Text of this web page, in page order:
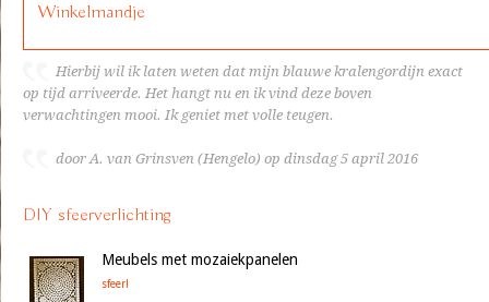
Winkelmandje
Hierbij wil ik laten weten dat mijn blauwe kralengordijn exact
op tijd arriveerde. Het hangt nu en ik vind deze boven
verwachtingen mooi. Ik geniet met volle teugen.
door A. van Grinsven (Hengelo) op dinsdag 5 april 2016
DIY sfeerverlichting
Meubels met mozaiekpanelen
sfeer!